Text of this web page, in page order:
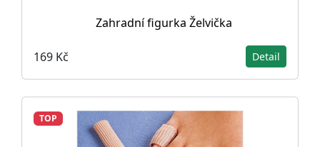
Zahradní figurka Želvička
169 Kč Detail
TOP